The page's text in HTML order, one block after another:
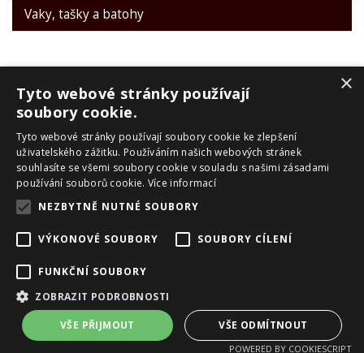
Vaky, tašky a batohy
PRO ZÁKAZNÍKY
Obchodní podmínky
Reklamační řád
Zpracování OU
Skialpové pásy Montana
Copyright ©eshop.vanclsport.cz provozováno na systémutvorba
e-shopu
pronájem e-shopu
×
Tyto webové stránky používají
soubory cookie.
Tyto webové stránky používají soubory cookie ke zlepšení
uživatelského zážitku. Používáním našich webových stránek
souhlasíte se všemi soubory cookie v souladu s našimi zásadami
používání souborů cookie. Více informací
NEZBYTNĚ NUTNÉ SOUBORY
VÝKONOVÉ SOUBORY SOUBORY CÍLENÍ
FUNKČNÍ SOUBORY
ZOBRAZIT PODROBNOSTI
VŠE PŘIJMOUT VŠE ODMÍTNOUT
POWERED BY COOKIESCRIPT